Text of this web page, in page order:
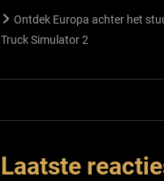
Ontdek Europa achter het
Truck Simulator 2
Laatste